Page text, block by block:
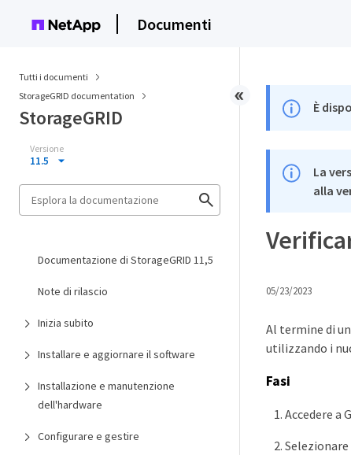
Documenti
Tutti i documenti
StorageGRID documentation
StorageGRID
Versione
11.5
Documentazione di StorageGRID 11,5
Note di rilascio
Inizia subito
Installare e aggiornare il software
Installazione e manutenzione
dell'hardware
Configurare e gestire
È
La
alla
05/23/2023
Al termine di
utilizzando i
Fasi
Accedere a
Selezionare